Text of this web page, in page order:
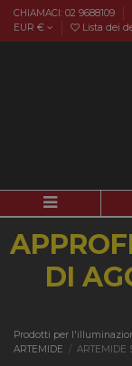
CHIAMACI: 02 9688109
EUR €
Lista dei
DI
Prodotti per
ARTEMIDE
ARTEMIDE